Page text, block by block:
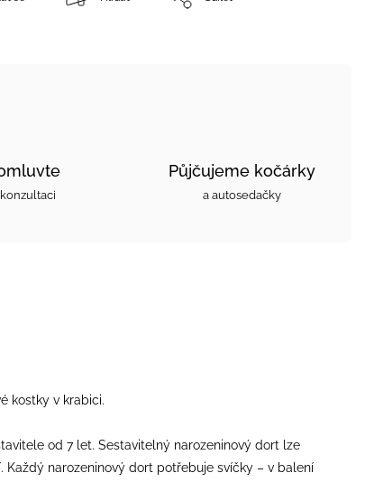
Půjčujeme kočárky
a autosedačky
kostky v krabici.
od 7 let. Sestavitelný narozeninový dort lze
narozeninový dort potřebuje svíčky – v balení